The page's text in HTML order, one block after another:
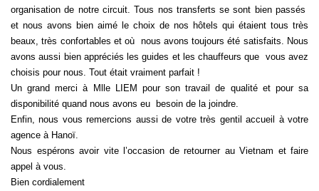
organisation de notre circuit. Tous nos transferts se sont bien passés
et nous avons bien aimé le choix de nos hôtels qui étaient tous très
beaux, très confortables et où nous avons toujours été satisfaits. Nous
avons aussi bien appréciés les guides et les chauffeurs que vous avez
choisis pour nous. Tout était vraiment parfait !
Un grand merci à Mlle LIEM pour son travail de qualité et pour sa
disponibilité quand nous avons eu besoin de la joindre.
Enfin, nous vous remercions aussi de votre très gentil accueil à votre
agence à Hanoï.
Nous espérons avoir vite l’occasion de retourner au Vietnam et faire
appel à vous.
Bien cordialement